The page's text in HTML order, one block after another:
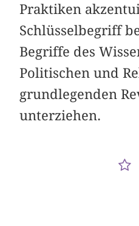
Praktiken
Schlüsselbegriff
Begriffe des
Politischen und
grundlegenden
unterziehen.